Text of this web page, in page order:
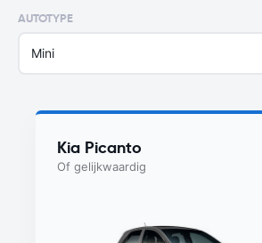
AUTOTYPE
Mini
Kia Picanto
Of gelijkwaardig